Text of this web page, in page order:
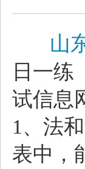
山
日一练
试信息
1、法
表中，